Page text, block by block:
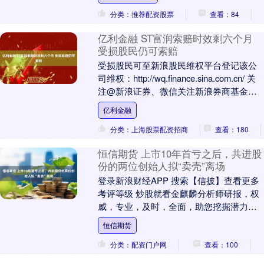
分类：推荐配资股票
查看：84
亿利金融 ST富润索赔时效剩六个月
受损股民仍可索赔
受损股民可至新浪股民维权平台登记该公
司维权：http://wq.finance.sina.com.cn/ 关
注@新浪证券、微信关注新浪券商基金、
百度搜索新浪股民....
亿利金融
分类：上海股票配资招商
查看：180
恒信期货 上市10年首亏之后，共进股
份的两位创始人拟“卖壳”离场
登录新浪财经APP 搜索【信披】查看更多
考评等级 炒股就看金麒麟分析师研报，权
威，专业，及时，全面，助您挖掘潜力主
题机会！ 上市10年首亏之后，两创始人
拟“卖壳....
恒信期货
分类：配资门户网
查看：100